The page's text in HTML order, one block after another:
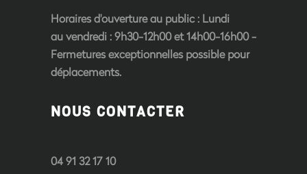
Horaires d'ouverture au public: Lundi
au vendredi : 9h30-12h00 et 14h00-16h00 -
Fermetures exceptionnelles possible pour
déplacements.
NOUS CONTACTER
04 91 32 17 10